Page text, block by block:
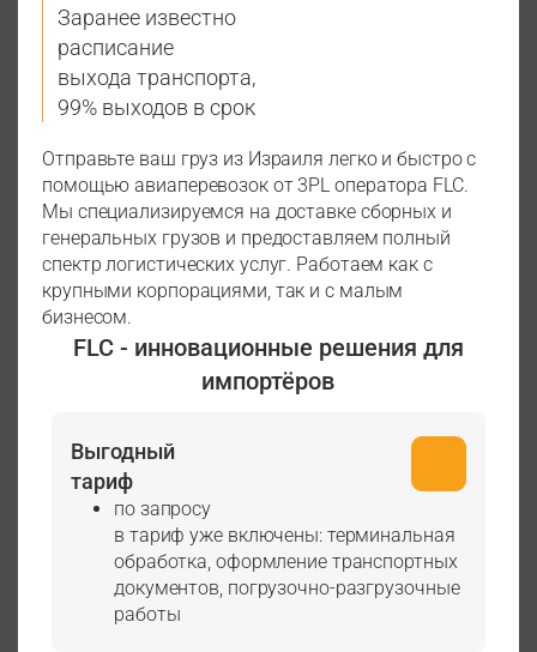
Заранее известно
расписание
выхода транспорта,
99% выходов в срок
Отправьте ваш груз из Израиля легко и быстро с
помощью авиаперевозок от 3PL оператора FLC.
Мы специализируемся на доставке сборных и
генеральных грузов и предоставляем полный
спектр логистических услуг. Работаем как с
крупными корпорациями, так и с малым
бизнесом.
FLC - инновационные решения для
импортёров
Выгодный
тариф
по запросу
в тариф уже включены: терминальная
обработка, оформление транспортных
документов, погрузочно-разгрузочные
работы